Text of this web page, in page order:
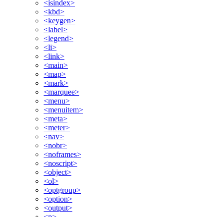
<isindex>
<kbd>
<keygen>
<label>
<legend>
<li>
<link>
<main>
<map>
<mark>
<marquee>
<menu>
<menuitem>
<meta>
<meter>
<nav>
<nobr>
<noframes>
<noscript>
<object>
<ol>
<optgroup>
<option>
<output>